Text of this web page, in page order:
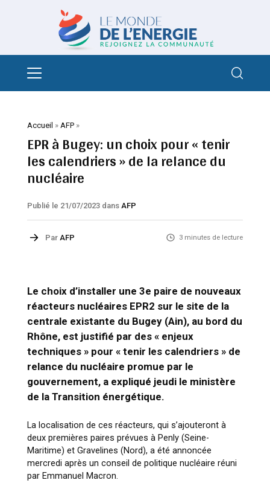
Accueil » AFP»
EPR à Bugey: un choix pour « tenir
les calendriers » de la relance du
nucléaire
Publié le 21/07/2023 dans AFP
Par AFP 3 minutes de lecture
Le choix d’installer une 3e paire de nouveaux
réacteurs nucléaires EPR2 sur le site de la
centrale existante du Bugey (Ain), au bord du
Rhône, est justifié par des « enjeux
techniques » pour « tenir les calendriers » de
relance du nucléaire promue par le
gouvernement, a expliqué jeudi le ministère
de la Transition énergétique.
La localisation de ces réacteurs, qui s’ajouteront à
deux premières paires prévues à Penly (Seine-
Maritime) et Gravelines (Nord), a été annoncée
mercredi après un conseil de politique nucléaire réuni
par Emmanuel Macron.